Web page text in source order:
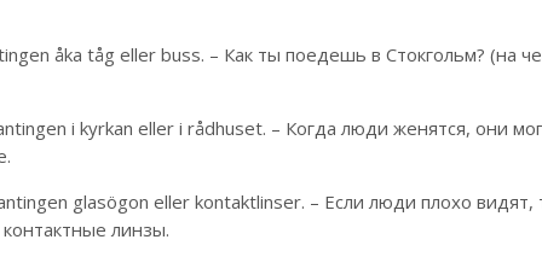
åka tåg eller buss. – Как ты поедешь в Стокгольм? (на
i kyrkan eller i rådhuset. – Когда люди женятся, они
glasögon eller kontaktlinser. – Если люди плохо видят,
линзы.